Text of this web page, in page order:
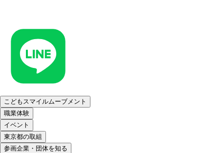
こどもスマイルムーブメント
職業体験
イベント
東京都の取組
参画企業・団体を知る